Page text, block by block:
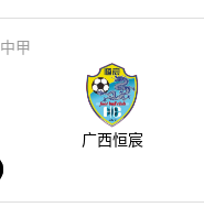
中甲
广西恒宸